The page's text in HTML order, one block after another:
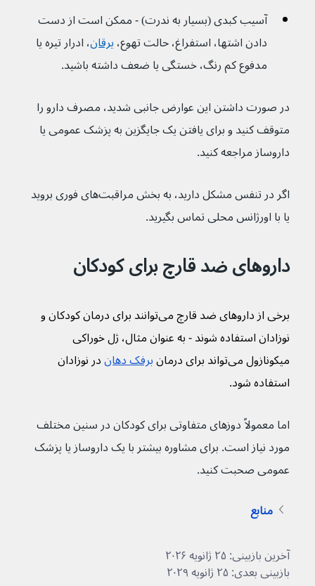
آسیب کبدی (بسیار به ندرت) - ممکن است از دست
دادن اشتها، استفراغ، حالت تهوع، یرقان، ادرار تیره یا
مدفوع کم رنگ، خستگی یا ضعف داشته باشید.
در صورت داشتن این عوارض جانبی شدید، مصرف دارو را
متوقف کنید و برای یافتن یک جایگزین به پزشک عمومی یا
داروساز مراجعه کنید.
اگر در تنفس مشکل دارید، به بخش مراقبت‌های فوری بروید
یا با اورژانس محلی تماس بگیرید.
داروهای ضد قارچ برای کودکان
برخی از داروهای ضد قارچ می‌توانند برای درمان کودکان و
نوزادان استفاده شوند - به عنوان مثال، ژل خوراکی
میکونازول می‌تواند برای درمان
برفک دهان در نوزادان
استفاده شود.
اما معمولاً دوزهای متفاوتی برای کودکان در سنین مختلف
مورد نیاز است. برای مشاوره بیشتر با یک داروساز یا پزشک
عمومی صحبت کنید.
منابع
آخرین بازبینی: ۲۵ ژانویه ۲۰۲۶
بازبینی بعدی: ۲۵ ژانویه ۲۰۲۹